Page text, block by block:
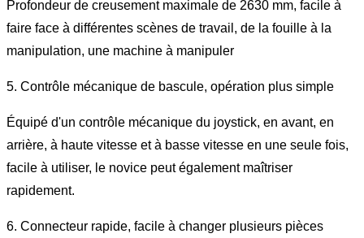
Profondeur de creusement maximale de 2630 mm, facile à
faire face à différentes scènes de travail, de la fouille à la
manipulation, une machine à manipuler
5. Contrôle mécanique de bascule, opération plus simple
Équipé d'un contrôle mécanique du joystick, en avant, en
arrière, à haute vitesse et à basse vitesse en une seule fois,
facile à utiliser, le novice peut également maîtriser
rapidement.
6. Connecteur rapide, facile à changer plusieurs pièces